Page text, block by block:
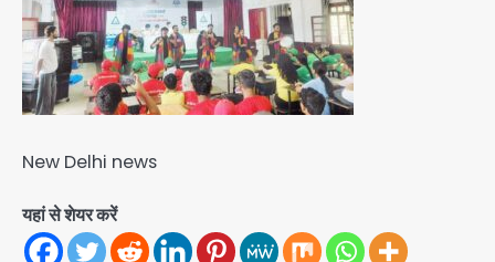
New Delhi news
यहां से शेयर करें